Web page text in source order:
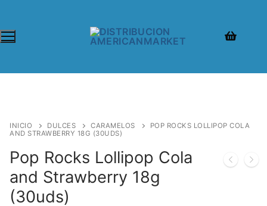
INICIO DULCES CARAMELOS
POP ROCKS LOLLIPOP COLA
AND STRAWBERRY 18G (30UDS)
Pop Rocks Lollipop Cola
and Strawberry 18g
(30uds)